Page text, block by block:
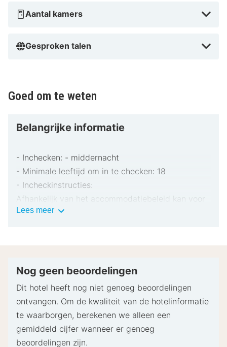
Aantal kamers
Gesproken talen
Goed om te weten
Belangrijke informatie
- Inchecken: - middernacht
- Minimale leeftijd om in te checken: 18
- Incheckinstructies:
Afhankelijk van het accommodatiebeleid kan voor
extra personen een toeslag in rekening worden
pinpas of borgsom in contanten te verstrekken
Speciale verzoeken worden onder voorbehoud van
beschikbaarheid bij het inchecken ingewilligd.
Hiervoor kunnen extra kosten in rekening worden
gebracht. Speciale verzoeken kunnen niet worden
Lees meerBelangrijke
Nog geen beoordelingen
Dit hotel heeft nog niet genoeg beoordelingen
ontvangen. Om de kwaliteit van de hotelinformatie
te waarborgen, berekenen we alleen een
gemiddeld cijfer wanneer er genoeg
beoordelingen zijn.